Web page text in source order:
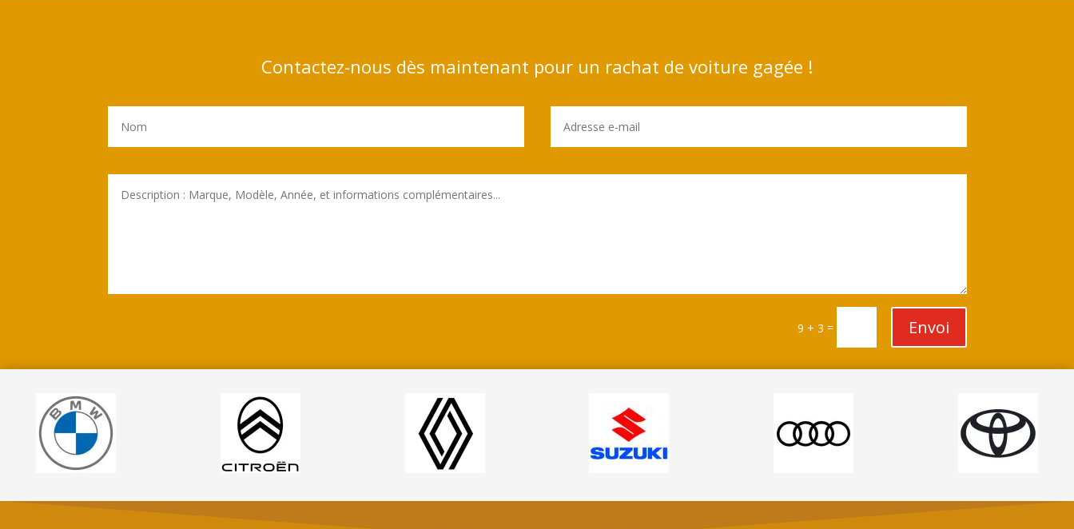
Contactez-nous dès maintenant pour un rachat de voiture gagée !
9 + 3 = Envoi